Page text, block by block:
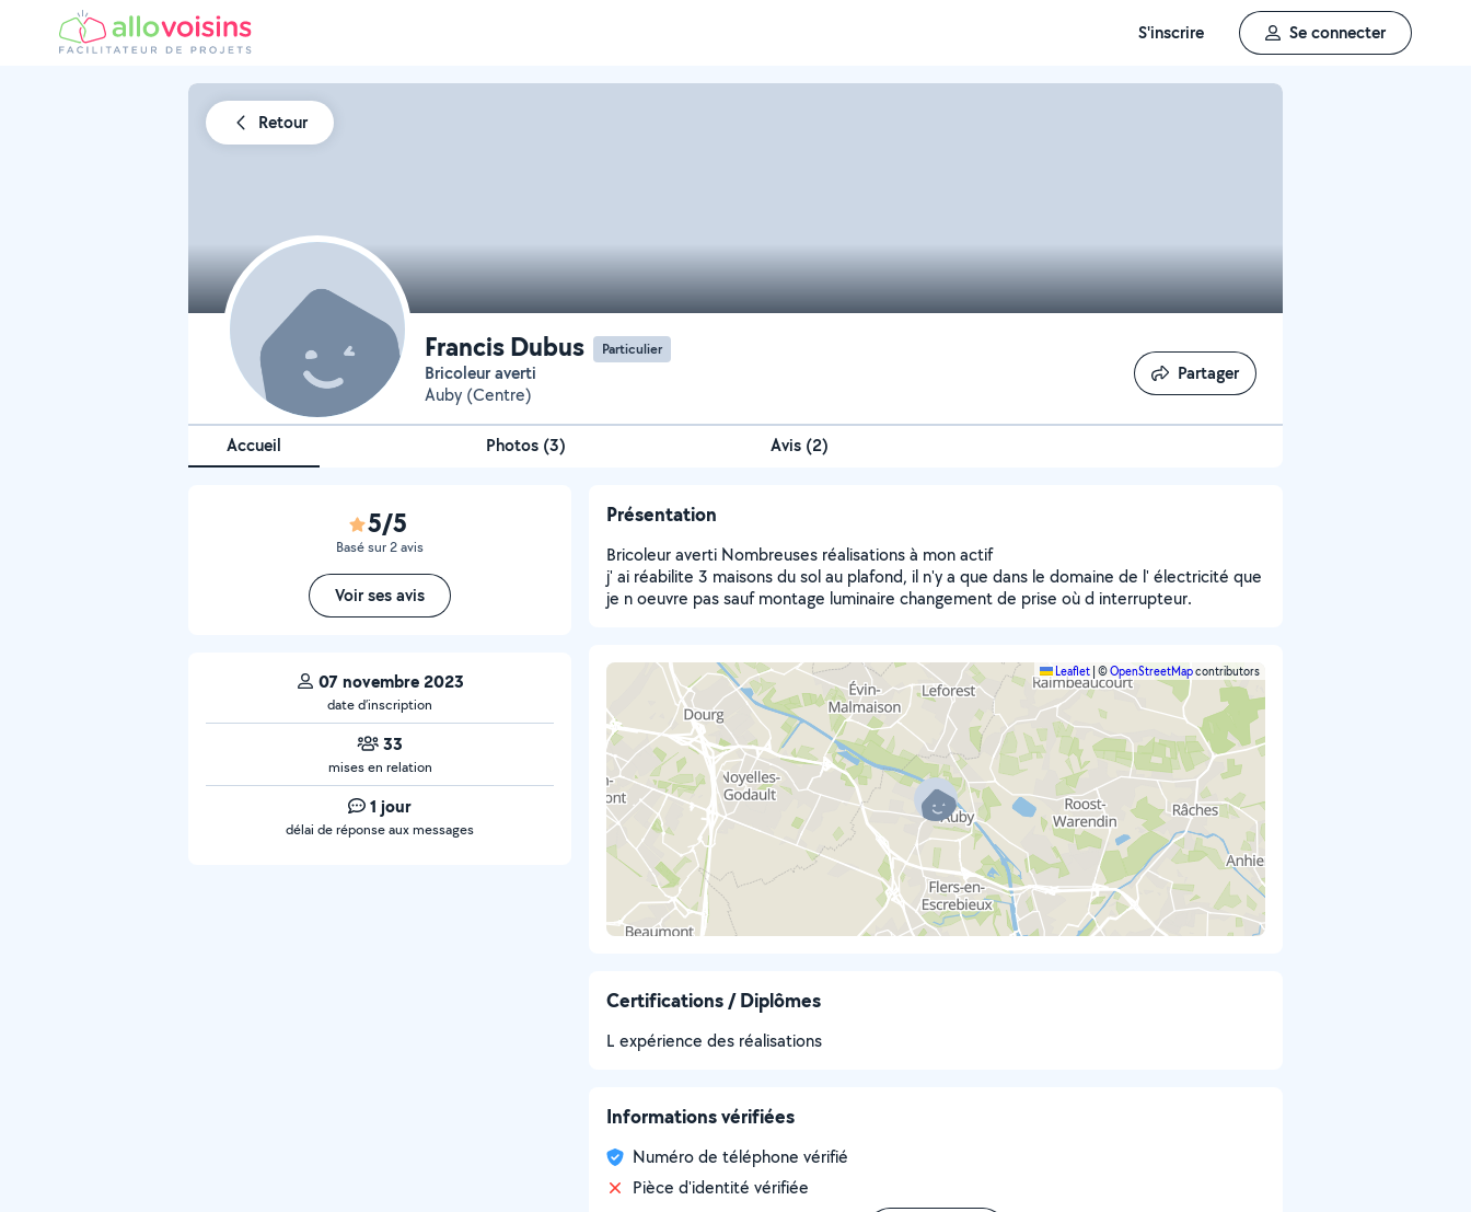
S'inscrire Se connecter
Retour
Francis Dubus Particulier
Bricoleur averti
Auby (Centre)
Partager
Partager
Accueil Photos (3) Avis (2)
5/5
Basé sur 2 avis
Voir ses avis
07 novembre 2023
date d’inscription
33
mises en relation
1 jour
délai de réponse aux messages
Présentation
Bricoleur averti Nombreuses réalisations à mon actif
j' ai réabilite 3 maisons du sol au plafond, il n'y a que dans le domaine de l' électricité que
je n oeuvre pas sauf montage luminaire changement de prise où d interrupteur.
Leaflet ©OpenStreetMapcontributors
Certifications / Diplômes
L expérience des réalisations
Informations vérifiées
Numéro de téléphone vérifié
Pièce d'identité vérifiée